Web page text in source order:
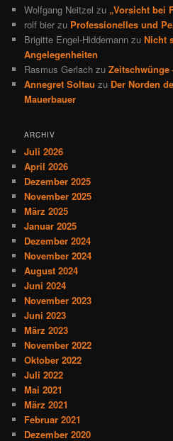
Wolfgang Neitzel zu „Vorsicht bei
rolf bier zu Professionelles und
Brigitte Engel-Hiddemann zuNicht
Angelegenheiten
Rasmus Gerlach zuZeitschwünge
Annegret Soltau zu Der Norden
Mauerbauer
ARCHIV
Juli 2026
April 2026
Dezember 2025
November 2025
März 2025
Januar 2025
Dezember 2024
November 2024
August 2024
Juni 2024
November 2023
Juni 2023
März 2023
November 2022
Oktober 2022
Juli 2022
Mai 2021
März 2021
Februar 2021
Dezember 2020